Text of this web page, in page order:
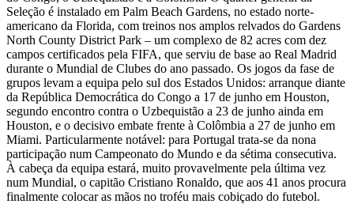
Seleção é instalado em Palm Beach Gardens, no estado norte-
americano da Florida, com treinos nos amplos relvados do Gardens
North County District Park – um complexo de 82 acres com dez
campos certificados pela FIFA, que serviu de base ao Real Madrid
durante o Mundial de Clubes do ano passado. Os jogos da fase de
grupos levam a equipa pelo sul dos Estados Unidos: arranque diante
da República Democrática do Congo a 17 de junho em Houston,
segundo encontro contra o Uzbequistão a 23 de junho ainda em
Houston, e o decisivo embate frente à Colômbia a 27 de junho em
Miami. Particularmente notável: para Portugal trata-se da nona
participação num Campeonato do Mundo e da sétima consecutiva.
À cabeça da equipa estará, muito provavelmente pela última vez
num Mundial, o capitão Cristiano Ronaldo, que aos 41 anos procura
finalmente colocar as mãos no troféu mais cobiçado do futebol.